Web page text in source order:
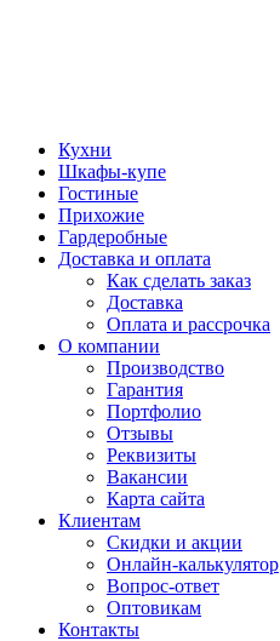
Кухни
Шкафы-купе
Гостиные
Прихожие
Гардеробные
Доставка и оплата
Как сделать заказ
Доставка
Оплата и рассрочка
О компании
Производство
Гарантия
Портфолио
Отзывы
Реквизиты
Вакансии
Карта сайта
Клиентам
Скидки и акции
Онлайн-калькулятор
Вопрос-ответ
Оптовикам
Контакты